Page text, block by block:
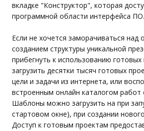
вкладке "Конструктор", которая
программной области интерфейса ПО.
Если не хочется заморачиваться
созданием структуры уникальной
прибегнуть к использованию
загрузить десятки тысяч готовых
цели и задачи из интернета, или
встроенным онлайн каталогом работ
Шаблоны можно загрузить на при
стартовом окне), при создании
Доступ к готовым проектам